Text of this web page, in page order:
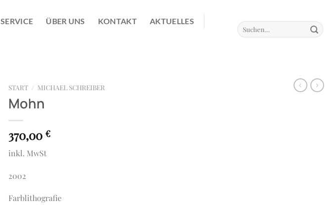
SERVICE ÜBER UNS KONTAKT AKTUELLES
Suchen
nach:
START / MICHAEL SCHREIBER
Mohn
370,00 €
inkl. MwSt
2002
Farblithografie